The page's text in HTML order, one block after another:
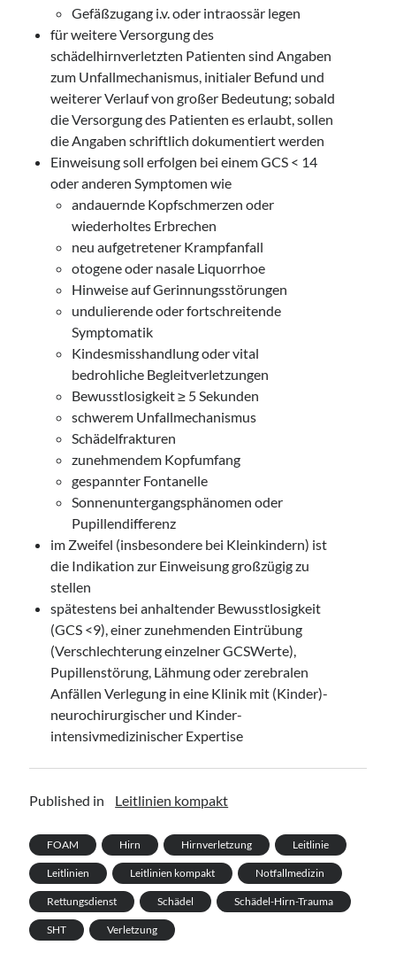
Gefäßzugang i.v. oder intraossär legen
für weitere Versorgung des
schädelhirnverletzten Patienten sind Angaben
zum Unfallmechanismus, initialer Befund und
weiterer Verlauf von großer Bedeutung; sobald
die Versorgung des Patienten es erlaubt, sollen
die Angaben schriftlich dokumentiert werden
Einweisung soll erfolgen bei einem GCS < 14
oder anderen Symptomen wie
andauernde Kopfschmerzen oder
wiederholtes Erbrechen
neu aufgetretener Krampfanfall
otogene oder nasale Liquorrhoe
Hinweise auf Gerinnungsstörungen
undulierende oder fortschreitende
Symptomatik
Kindesmisshandlung oder vital
bedrohliche Begleitverletzungen
Bewusstlosigkeit ≥ 5 Sekunden
schwerem Unfallmechanismus
Schädelfrakturen
zunehmendem Kopfumfang
gespannter Fontanelle
Sonnenuntergangsphänomen oder
Pupillendifferenz
im Zweifel (insbesondere bei Kleinkindern) ist
die Indikation zur Einweisung großzügig zu
stellen
spätestens bei anhaltender Bewusstlosigkeit
(GCS <9), einer zunehmenden Eintrübung
(Verschlechterung einzelner GCSWerte),
Pupillenstörung, Lähmung oder zerebralen
Anfällen Verlegung in eine Klinik mit (Kinder)-
neurochirurgischer und Kinder-
intensivmedizinischer Expertise
Published in Leitlinien kompakt
FOAM Hirn Hirnverletzung Leitlinie
Leitlinien Leitlinien kompakt Notfallmedizin
Rettungsdienst Schädel Schädel-Hirn-Trauma
SHT Verletzung